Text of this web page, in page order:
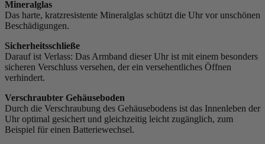
Mineralglas
Das harte, kratzresistente Mineralglas schützt die Uhr vor unschönen
Beschädigungen.
Sicherheitsschließe
Darauf ist Verlass: Das Armband dieser Uhr ist mit einem besonders
sicheren Verschluss versehen, der ein versehentliches Öffnen
verhindert.
Verschraubter Gehäuseboden
Durch die Verschraubung des Gehäusebodens ist das Innenleben der
Uhr optimal gesichert und gleichzeitig leicht zugänglich, zum
Beispiel für einen Batteriewechsel.